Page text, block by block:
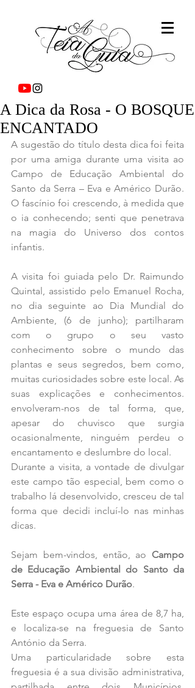
A Dica da Rosa - O BOSQUE
ENCANTADO
A sugestão do título desta dica foi feita
por uma amiga durante uma visita ao
Campo de Educação Ambiental do
Santo da Serra – Eva e Américo Durão.
O fascínio foi crescendo, à medida que
o ia conhecendo; senti que penetrava
na magia do Universo dos contos
infantis.
A visita foi guiada pelo Dr. Raimundo
Quintal, assistido pelo Emanuel Rocha,
no dia seguinte ao Dia Mundial do
Ambiente, (6 de junho); partilharam
com o grupo o seu vasto
conhecimento sobre o mundo das
plantas e seus segredos, bem como,
muitas curiosidades sobre este local. As
suas explicações e conhecimentos.
envolveram-nos de tal forma, que,
apesar do chuvisco que surgia
ocasionalmente, ninguém perdeu o
encantamento e deslumbre do local.
Durante a visita, a vontade de divulgar
este campo tão especial, bem como o
trabalho lá desenvolvido, cresceu de tal
forma que decidi incluí-lo nas minhas
dicas.
Sejam bem-vindos, então, ao Campo
de Educação Ambiental do Santo da
Serra - Eva e Américo Durão.
Este espaço ocupa uma área de 8,7 ha,
e localiza-se na freguesia de Santo
António da Serra.
Uma particularidade sobre esta
freguesia é a sua divisão administrativa,